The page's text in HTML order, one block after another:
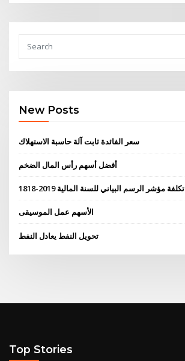
New Posts
سعر الفائدة ثابت آلة حاسبة الاستهلاك
أفضل أسهم رأس المال الضخم
تكلفة مؤشر الرسم البياني للسنة المالية 2019-1818
الأسهم عمل الموسيقى
تحويل النفط يعادل النفط
Top Stories